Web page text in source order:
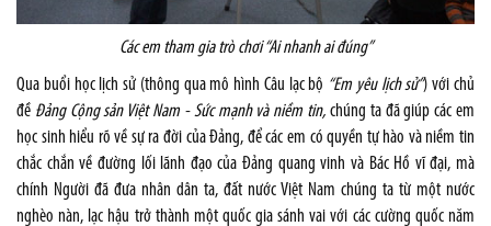
Các em tham gia trò chơi “Ai nhanh ai đúng”
Qua buổi học lịch sử (thông qua mô hình Câu lạc bộ “Em yêu lịch sử”) với chủ
đề Đảng Cộng sản Việt Nam - Sức mạnh và niềm tin, chúng ta đã giúp các em
học sinh hiểu rõ về sự ra đời của Đảng, để các em có quyền tự hào và niềm tin
chắc chắn về đường lối lãnh đạo của Đảng quang vinh và Bác Hồ vĩ đại, mà
chính Người đã đưa nhân dân ta, đất nước Việt Nam chúng ta từ một nước
nghèo nàn, lạc hậu trở thành một quốc gia sánh vai với các cường quốc năm